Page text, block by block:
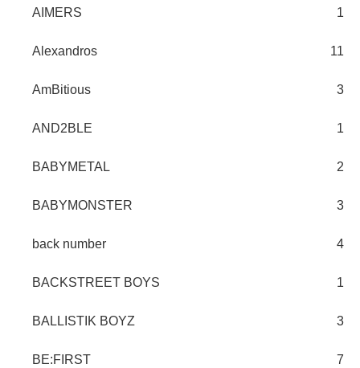
AIMERS 1
Alexandros 11
AmBitious 3
AND2BLE 1
BABYMETAL 2
BABYMONSTER 3
back number 4
BACKSTREET BOYS 1
BALLISTIK BOYZ 3
BE:FIRST 7